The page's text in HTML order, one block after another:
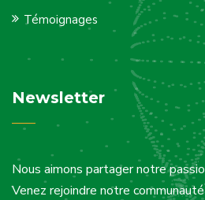
Témoignages
Newsletter
Nous aimons partager notre
Venez rejoindre notre